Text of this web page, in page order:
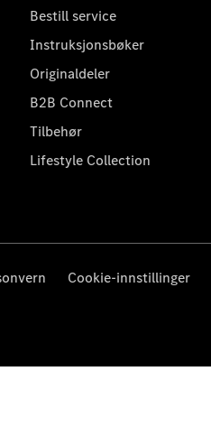
Bestill service
Instruksjonsbøker
Originaldeler
B2B Connect
Tilbehør
Lifestyle Collection
Cookie-innstillinger